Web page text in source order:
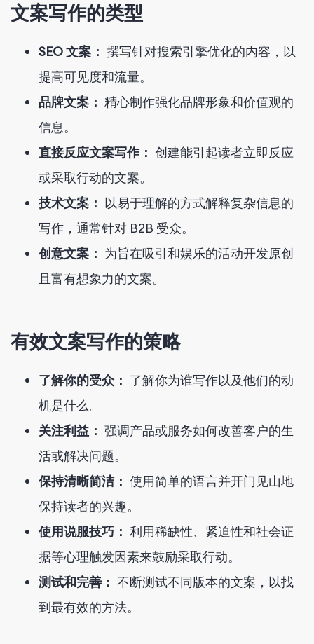
文案写作的类型
SEO 文案： 撰写针对搜索引擎优化的内容，以
提高可见度和流量。
品牌文案： 精心制作强化品牌形象和价值观的
信息。
直接反应文案写作： 创建能引起读者立即反应
或采取行动的文案。
技术文案： 以易于理解的方式解释复杂信息的
写作，通常针对 B2B 受众。
创意文案： 为旨在吸引和娱乐的活动开发原创
且富有想象力的文案。
有效文案写作的策略
了解你的受众： 了解你为谁写作以及他们的动
机是什么。
关注利益： 强调产品或服务如何改善客户的生
活或解决问题。
保持清晰简洁： 使用简单的语言并开门见山地
保持读者的兴趣。
使用说服技巧： 利用稀缺性、紧迫性和社会证
据等心理触发因素来鼓励采取行动。
测试和完善： 不断测试不同版本的文案，以找
到最有效的方法。